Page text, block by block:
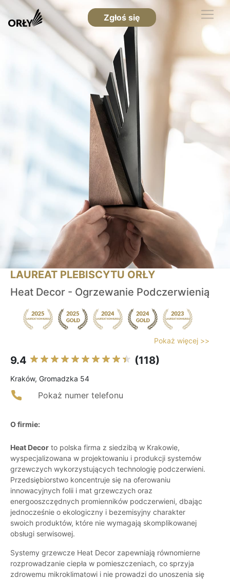
Zgłoś się
LAUREAT PLEBISCYTU ORŁY
Heat Decor - Ogrzewanie Podczerwienią
Pokaż więcej >>
9.4 (118)
Kraków, Gromadzka 54
Pokaż numer telefonu
O firmie:
Heat Decor to polska firma z siedzibą w Krakowie,
wyspecjalizowana w projektowaniu i produkcji systemów
grzewczych wykorzystujących technologię podczerwieni.
Przedsiębiorstwo koncentruje się na oferowaniu
innowacyjnych folii i mat grzewczych oraz
energooszczędnych promienników podczerwieni, dbając
jednocześnie o ekologiczny i bezemisyjny charakter
swoich produktów, które nie wymagają skomplikowanej
obsługi serwisowej.
Systemy grzewcze Heat Decor zapewniają równomierne
rozprowadzanie ciepła w pomieszczeniach, co sprzyja
zdrowemu mikroklimatowi i nie prowadzi do unoszenia się